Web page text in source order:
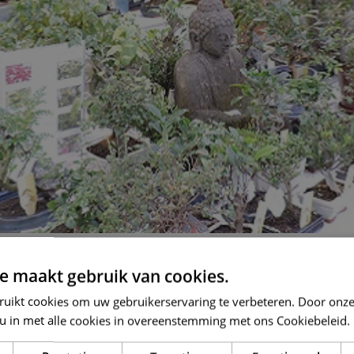
het grootste tuin- en
van
kwaliteit, tegen scherpe prijzen. Als
maakt gebruik van cookies.
cookies om uw gebruikerservaring te verbeteren. Door
in met alle cookies in overeenstemming met ons Cookiebeleid.